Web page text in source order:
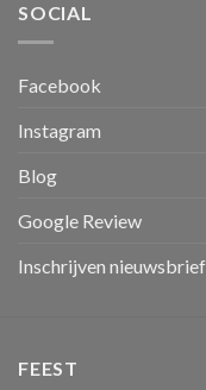
SOCIAL
Facebook
Instagram
Blog
Google Review
Inschrijven nieuwsbrief
FEEST